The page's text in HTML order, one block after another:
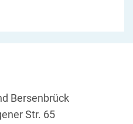
Bersenbrück
Str. 65